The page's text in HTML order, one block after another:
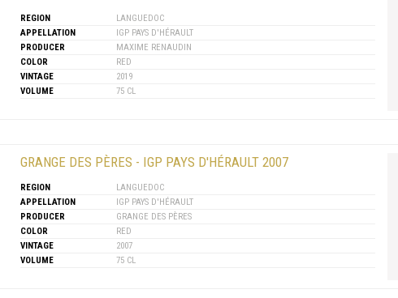
REGION
LANGUEDOC
APPELLATION
IGP PAYS D'HÉRAULT
PRODUCER
MAXIME RENAUDIN
COLOR
RED
VINTAGE
2019
VOLUME
75 CL
GRANGE DES PÈRES - IGP PAYS D'HÉRAULT 2007
REGION
LANGUEDOC
APPELLATION
IGP PAYS D'HÉRAULT
PRODUCER
GRANGE DES PÈRES
COLOR
RED
VINTAGE
2007
VOLUME
75 CL